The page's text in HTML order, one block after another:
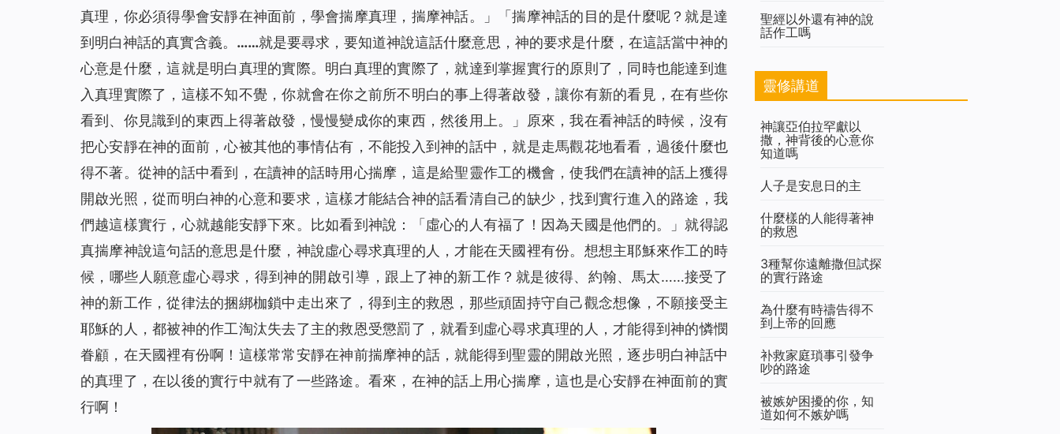
42 人生匆匆，我們該追求什麼？（有聲讀物） 2381 10:48
43 信仰逼迫：帶上癱瘓丈夫去逃亡（有聲讀物） 1397 14:24
44 孩子病危，是神讓他化險為夷（有聲讀物） 1660 00:00
45 我們應該怎樣對待執政掌權的？（有聲讀物） 1463 00:00
46 聖經的預言，我終於知道該怎麼對待了（有聲讀物） 1848 12:04
47 當計劃趕不上變化時，你該怎麼辦（有聲讀物） 1799 10:25
48 不會扶持幫助弟兄姊妹怎麼辦？這裡有三條實行路途（有聲讀物） 1697 00:00
49 撒瑪利亞婦人的聰明之處（有聲讀物） 2508 00:00
50 防備法利賽人和撒都該人的酵(有聲讀物) 1830 07:12
51 埃提阿伯太監接受福音給我們的啟示（有聲讀物） 1613 07:33
52 約拿為何被魚吞（有聲讀物） 1869 09:35
53 我對「迦南婦人的信心」有了新的認識（有聲讀物） 1689 12:21
54 為什麼只有彼得認出了主耶穌是基督？（有聲讀物） 2271 00:00
55 主耶穌為什麼稱許彼得的信呢（有聲讀物） 1655 13:49
真理，你必須得學會安靜在神面前，學會揣摩真理，揣摩神話。
」「揣摩神話的目的是什麼呢？就是達
到明白神話的真實含義。……就是要尋求，要知道神說這話什麼意思，神的要求是什麼，在這話當中神的
心意是什麼，這就是明白真理的實際。明白真理的實際了，就達到掌握實行的原則了，同時也能達到進
入真理實際了，這樣不知不覺，你就會在你之前所不明白的事上得著啟發，讓你有新的看見，在有些你
看到、你見識到的東西上得著啟發，慢慢變成你的東西，然後用上。
」原來，我在看神話的時候，沒有
把心安靜在神的面前，心被其他的事情佔有，不能投入到神的話中，就是走馬觀花地看看，過後什麼也
得不著。從神的話中看到，在讀神的話時用心揣摩，這是給聖靈作工的機會，使我們在讀神的話上獲得
開啟光照，從而明白神的心意和要求，這樣才能結合神的話看清自己的缺少，找到實行進入的路途，我
們越這樣實行，心就越能安靜下來。比如看到神說：「 虛心的人有福了！因為天國是他們的。
」就得認
真揣摩神說這句話的意思是什麼，神說虛心尋求真理的人，才能在天國裡有份。想想主耶穌來作工的時
候，哪些人願意虛心尋求，得到神的開啟引導，跟上了神的新工作？就是彼得、約翰、馬太……接受了
神的新工作，從律法的捆綁枷鎖中走出來了，得到主的救恩，那些頑固持守自己觀念想像，不願接受主
耶穌的人，都被神的作工淘汰失去了主的救恩受懲罰了，就看到虛心尋求真理的人，才能得到神的憐憫
眷顧，在天國裡有份啊！這樣常常安靜在神前揣摩神的話，就能得到聖靈的開啟光照，逐步明白神話中
的真理了，在以後的實行中就有了一些路途。看來，在神的話上用心揣摩，這也是心安靜在神面前的實
行啊！
聖經以外還有神的說
話作工嗎
靈修講道
神讓亞伯拉罕獻以
撒，神背後的心意你
知道嗎
人子是安息日的主
什麼樣的人能得著神
的救恩
3種幫你遠離撒但試探
的實行路途
為什麼有時禱告得不
到上帝的回應
补救家庭瑣事引發争
吵的路途
被嫉妒困擾的你，知
道如何不嫉妒嗎